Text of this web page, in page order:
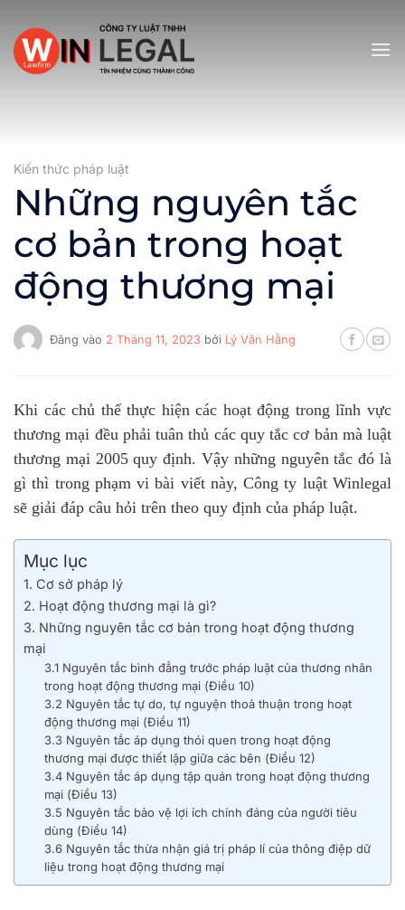
qua
nội
dung
Kiến thức pháp luật
Những nguyên tắc
cơ bản trong hoạt
động thương mại
Đăng vào 2 Tháng 11, 2023 bởi Lý Văn Hằng
Khi các chủ thể thực hiện các hoạt động trong lĩnh vực
thương mại đều phải tuân thủ các quy tắc cơ bản mà luật
thương mại 2005 quy định. Vậy những nguyên tắc đó là
gì thì trong phạm vi bài viết này, Công ty luật Winlegal
sẽ giải đáp câu hỏi trên theo quy định của pháp luật.
Mục lục
1. Cơ sở pháp lý
2. Hoạt động thương mại là gì?
3. Những nguyên tắc cơ bản trong hoạt động thương
mại
3.1 Nguyên tắc bình đẳng trước pháp luật của thương nhân
trong hoạt động thương mại (Điều 10)
3.2 Nguyên tắc tự do, tự nguyện thoả thuận trong hoạt
động thương mại (Điều 11)
3.3 Nguyên tắc áp dụng thói quen trong hoạt động
thương mại được thiết lập giữa các bên (Điều 12)
3.4 Nguyên tắc áp dụng tập quán trong hoạt động thương
mại (Điều 13)
3.5 Nguyên tắc bảo vệ lợi ích chính đáng của người tiêu
dùng (Điều 14)
3.6 Nguyên tắc thừa nhận giá trị pháp lí của thông điệp dữ
liệu trong hoạt động thương mại